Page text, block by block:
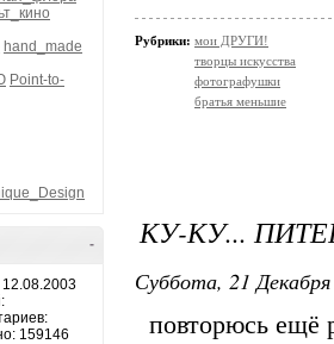
hand_made
Point-to-
-
159146
Рубрики: мои ДРУГИ!
творцы искусства
фотографушки
братья меньшие
КУ-КУ...
Суббота, 21
повторюсь ещё